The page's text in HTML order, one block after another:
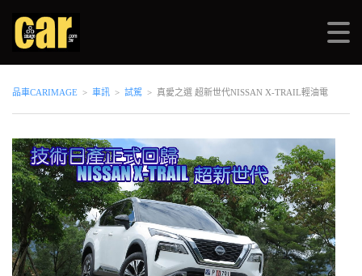
品車CARIMAGE > 車訊 > 試駕 > 真愛之選 超新世代NISSAN X-TRAIL輕油電